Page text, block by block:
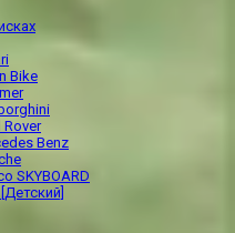
Bike
Benz
SKYBOARD